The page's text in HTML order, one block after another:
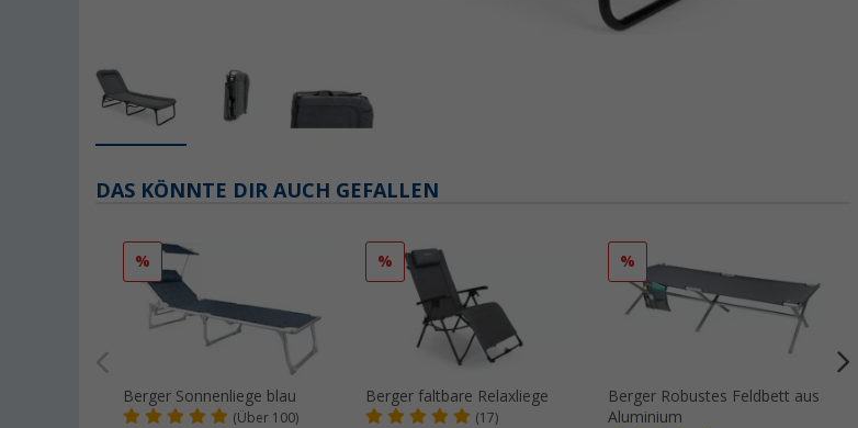
DAS KÖNNTE DIR AUCH GEFALLEN
%
Berger Sonnenliege blau
(Über 100)
%
Berger faltbare Relaxliege
(17)
%
Berger Robustes Feldbett aus
Aluminium